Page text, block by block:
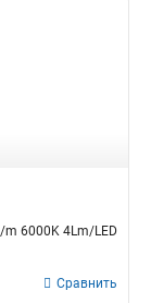
m 6000K 4Lm/LED
Сравнить